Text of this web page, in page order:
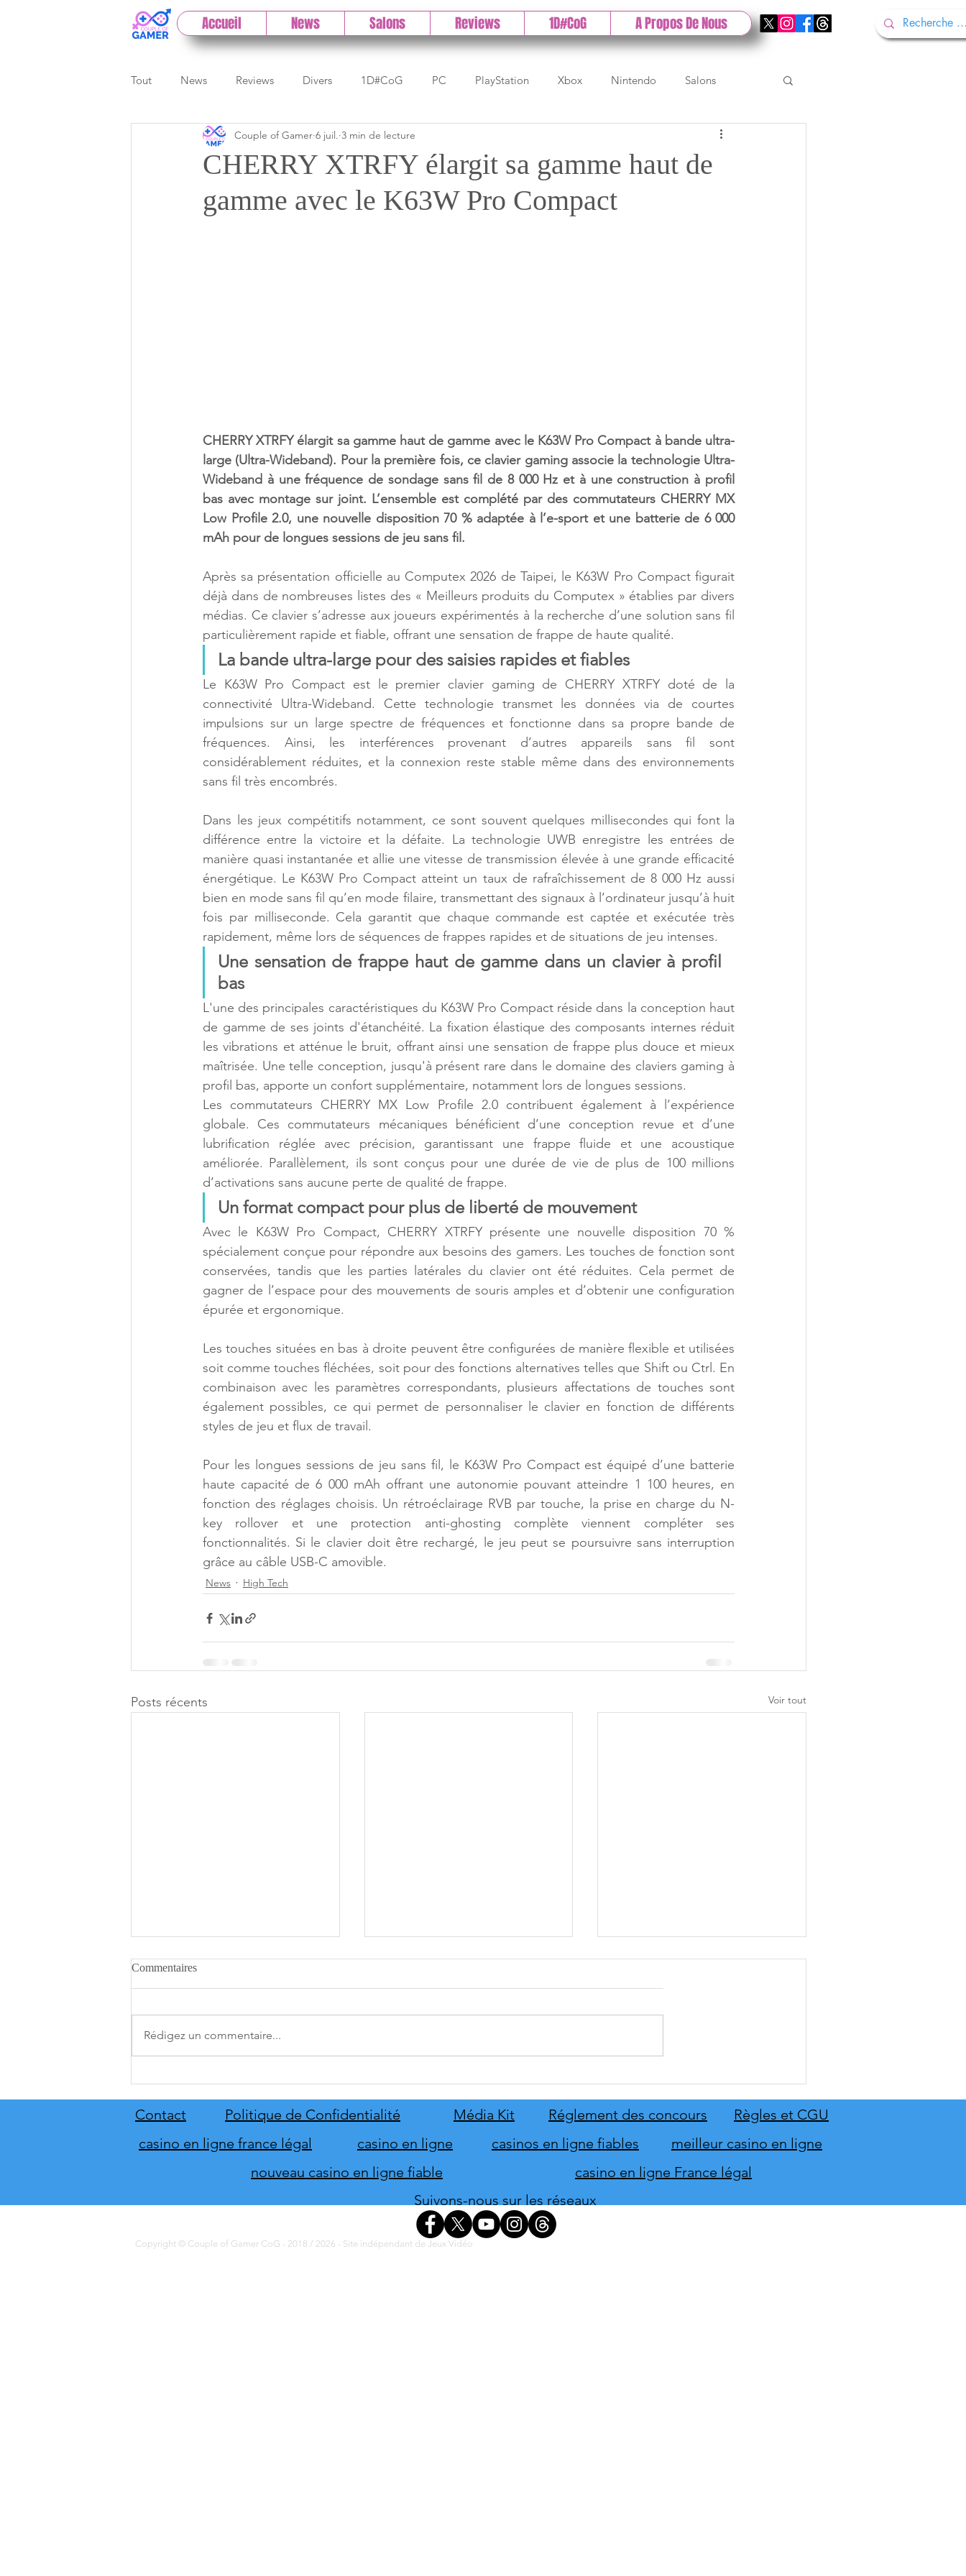
Accueil News Salons Reviews 1D#CoG A Propos De Nous
Tout News Reviews Divers 1D#CoG PC PlayStation Xbox Nintendo Salons
Previews Cloud Test indé Gamescom
Paris Games Week Early Access Test 1DCoG Test Xbox Test Nintendo
CHERRY XTRFY élargit sa gamme haut de
gamme avec le K63W Pro Compact
Couple of Gamer 6 juil. 3 min de lecture
CHERRY XTRFY élargit sa gamme haut de gamme avec le K63W Pro Compact à bande ultra-
large (Ultra-Wideband). Pour la première fois, ce clavier gaming associe la technologie Ultra-
Wideband à une fréquence de sondage sans fil de 8 000 Hz et à une construction à profil
bas avec montage sur joint. L’ensemble est complété par des commutateurs CHERRY MX
Low Profile 2.0, une nouvelle disposition 70 % adaptée à l’e-sport et une batterie de 6 000
mAh pour de longues sessions de jeu sans fil.
Après sa présentation officielle au Computex 2026 de Taipei, le K63W Pro Compact figurait
déjà dans de nombreuses listes des « Meilleurs produits du Computex » établies par divers
médias. Ce clavier s’adresse aux joueurs expérimentés à la recherche d’une solution sans fil
particulièrement rapide et fiable, offrant une sensation de frappe de haute qualité.
La bande ultra-large pour des saisies rapides et fiables
Le K63W Pro Compact est le premier clavier gaming de CHERRY XTRFY doté de la
connectivité Ultra-Wideband. Cette technologie transmet les données via de courtes
impulsions sur un large spectre de fréquences et fonctionne dans sa propre bande de
fréquences. Ainsi, les interférences provenant d’autres appareils sans fil sont
considérablement réduites, et la connexion reste stable même dans des environnements
sans fil très encombrés.
Dans les jeux compétitifs notamment, ce sont souvent quelques millisecondes qui font la
différence entre la victoire et la défaite. La technologie UWB enregistre les entrées de
manière quasi instantanée et allie une vitesse de transmission élevée à une grande efficacité
énergétique. Le K63W Pro Compact atteint un taux de rafraîchissement de 8 000 Hz aussi
bien en mode sans fil qu’en mode filaire, transmettant des signaux à l’ordinateur jusqu’à huit
fois par milliseconde. Cela garantit que chaque commande est captée et exécutée très
rapidement, même lors de séquences de frappes rapides et de situations de jeu intenses.
Une sensation de frappe haut de gamme dans un clavier à profil
bas
L'une des principales caractéristiques du K63W Pro Compact réside dans la conception haut
de gamme de ses joints d'étanchéité. La fixation élastique des composants internes réduit
les vibrations et atténue le bruit, offrant ainsi une sensation de frappe plus douce et mieux
maîtrisée. Une telle conception, jusqu'à présent rare dans le domaine des claviers gaming à
profil bas, apporte un confort supplémentaire, notamment lors de longues sessions.
Les commutateurs CHERRY MX Low Profile 2.0 contribuent également à l’expérience
globale. Ces commutateurs mécaniques bénéficient d’une conception revue et d’une
lubrification réglée avec précision, garantissant une frappe fluide et une acoustique
améliorée. Parallèlement, ils sont conçus pour une durée de vie de plus de 100 millions
d’activations sans aucune perte de qualité de frappe.
Un format compact pour plus de liberté de mouvement
Avec le K63W Pro Compact, CHERRY XTRFY présente une nouvelle disposition 70 %
spécialement conçue pour répondre aux besoins des gamers. Les touches de fonction sont
conservées, tandis que les parties latérales du clavier ont été réduites. Cela permet de
gagner de l’espace pour des mouvements de souris amples et d’obtenir une configuration
épurée et ergonomique.
Les touches situées en bas à droite peuvent être configurées de manière flexible et utilisées
soit comme touches fléchées, soit pour des fonctions alternatives telles que Shift ou Ctrl. En
combinaison avec les paramètres correspondants, plusieurs affectations de touches sont
également possibles, ce qui permet de personnaliser le clavier en fonction de différents
styles de jeu et flux de travail.
Pour les longues sessions de jeu sans fil, le K63W Pro Compact est équipé d’une batterie
haute capacité de 6 000 mAh offrant une autonomie pouvant atteindre 1 100 heures, en
fonction des réglages choisis. Un rétroéclairage RVB par touche, la prise en charge du N-
key rollover et une protection anti-ghosting complète viennent compléter ses
fonctionnalités. Si le clavier doit être rechargé, le jeu peut se poursuivre sans interruption
grâce au câble USB-C amovible.
News High Tech
Posts récents Voir tout
de son extension Homme
d'honneur
Commentaires
Rédigez un commentaire...
Contact Politique de Confidentialité Média Kit Règles et CGU
Réglement des concours
casino en ligne france légal
meilleur casino en ligne
casino en ligne
casinos en ligne fiables
nouveau casino en ligne fiable
casino en ligne France légal
Suivons-nous sur les réseaux
Copyright © Couple of Gamer CoG - 2018 / 2026 - Site indépendant de Jeux Vidéo